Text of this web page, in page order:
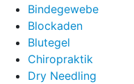
Bindegewebe
Blockaden
Blutegel
Chiropraktik
Dry Needling